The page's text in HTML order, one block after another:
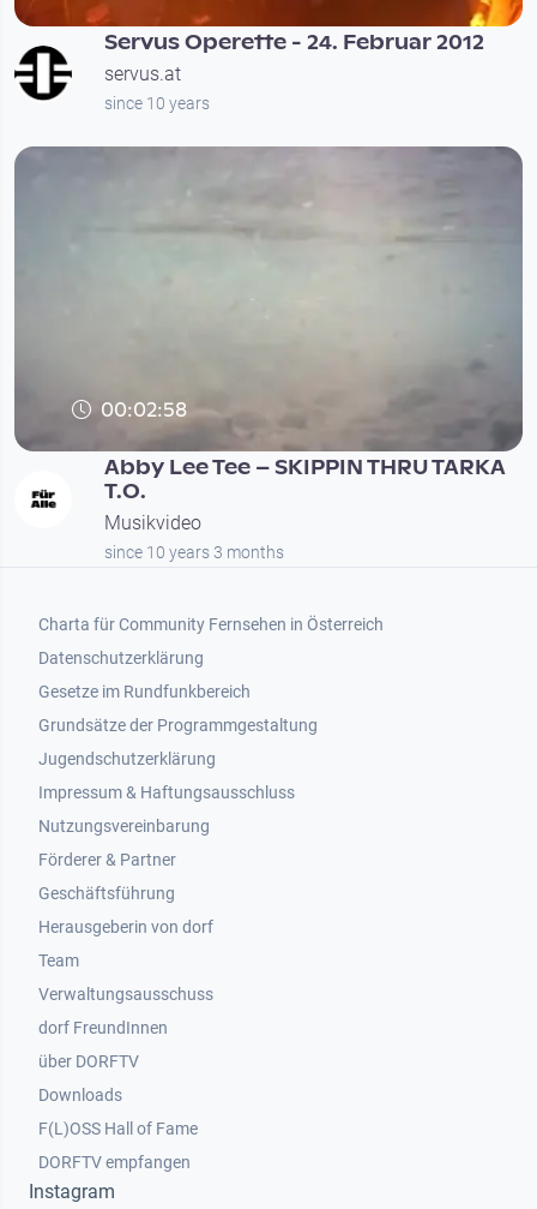
Servus Operette - 24. Februar 2012
servus.at
since 10 years
00:02:58
Abby Lee Tee – SKIPPIN THRU TARKA
T.O.
Musikvideo
since 10 years 3 months
Footer 1
Charta für Community Fernsehen in Österreich
Datenschutzerklärung
Gesetze im Rundfunkbereich
Grundsätze der Programmgestaltung
Jugendschutzerklärung
Impressum & Haftungsausschluss
Nutzungsvereinbarung
Footer 2
Förderer & Partner
Geschäftsführung
Herausgeberin von dorf
Team
Verwaltungsausschuss
dorf FreundInnen
Footer 3
über DORFTV
Downloads
F(L)OSS Hall of Fame
Footer 4
DORFTV empfangen
Instagram